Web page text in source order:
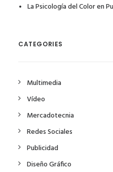
La Psicología del Color en
CATEGORIES
Multimedia
Vídeo
Mercadotecnia
Redes Sociales
Publicidad
Diseño Gráfico